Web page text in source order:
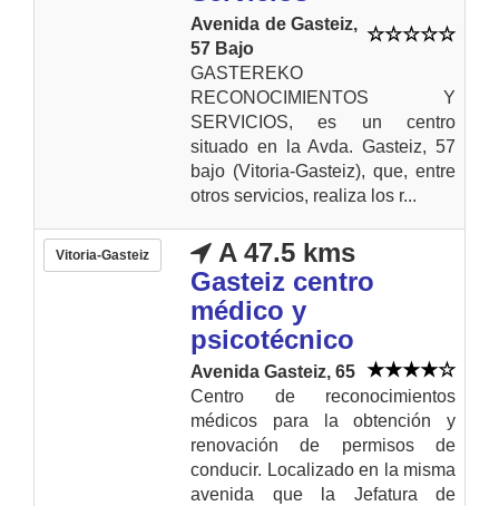
Avenida de Gasteiz,
57 Bajo
GASTEREKO
RECONOCIMIENTOS Y
SERVICIOS, es un centro
situado en la Avda. Gasteiz, 57
bajo (Vitoria-Gasteiz), que, entre
otros servicios, realiza los r...
Vitoria-Gasteiz
A 47.5 kms
Gasteiz centro
médico y
psicotécnico
Avenida Gasteiz, 65
Centro de reconocimientos
médicos para la obtención y
renovación de permisos de
conducir. Localizado en la misma
avenida que la Jefatura de